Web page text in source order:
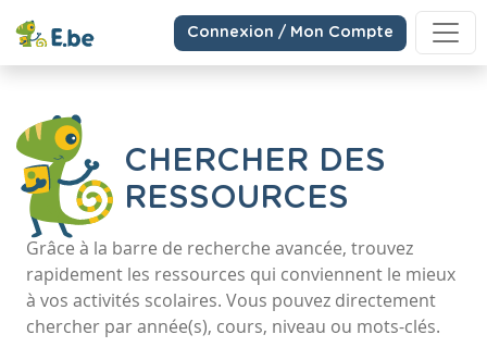
Connexion / Mon Compte
CHERCHER DES
RESSOURCES
Grâce à la barre de recherche avancée, trouvez
rapidement les ressources qui conviennent le mieux
à vos activités scolaires. Vous pouvez directement
chercher par année(s), cours, niveau ou mots-clés.